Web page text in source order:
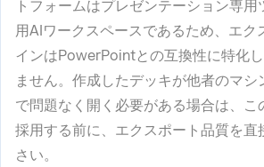
トフォームはプレゼンテーション専
用AIワークスペースであるため、エク
インはPowerPointとの互換性に特化
ません。作成したデッキが他者のマ
で問題なく開く必要がある場合は、こ
採用する前に、エクスポート品質を直
さい。